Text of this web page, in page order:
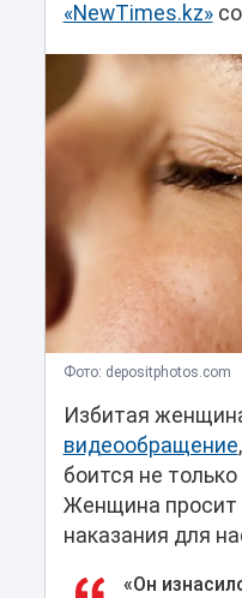
«NewTimes.kz»со
Фото: depositphotos.com
Избитая
видеообращение
боится не
Женщина просит
наказания для
«Он